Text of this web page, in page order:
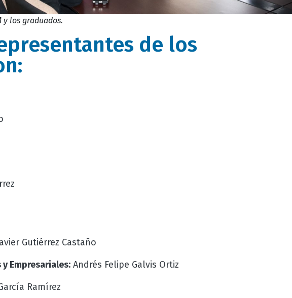
y los graduados.
de los
Gutiérrez Castaño
Empresariales:Andrés Felipe Galvis Ortiz
Ramírez